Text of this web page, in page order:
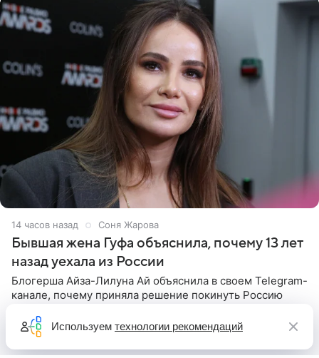
14 часов назад Соня Жарова
Бывшая жена Гуфа объяснила, почему 13 лет
назад уехала из России
Блогерша Айза-Лилуна Ай объяснила в своем Telegram-
канале, почему приняла решение покинуть Россию
причин переезда на Бали стало желание оградить
старшего сына от
Используем технологии рекомендаций